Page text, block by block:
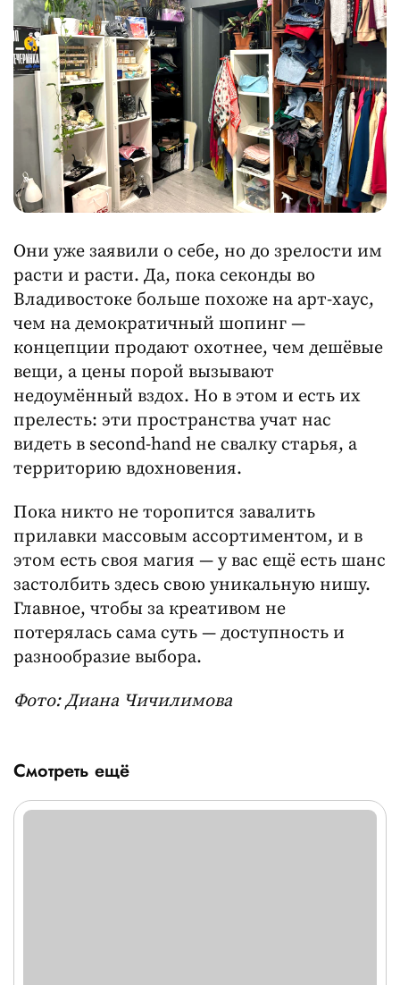
Они уже заявили о себе, но до зрелости им
расти и расти. Да, пока секонды во
Владивостоке больше похоже на арт-хаус,
чем на демократичный шопинг —
концепции продают охотнее, чем дешёвые
вещи, а цены порой вызывают
недоумённый вздох. Но в этом и есть их
прелесть: эти пространства учат нас
видеть в second-hand не свалку старья, а
территорию вдохновения.
Пока никто не торопится завалить
прилавки массовым ассортиментом, и в
этом есть своя магия — у вас ещё есть шанс
застолбить здесь свою уникальную нишу.
Главное, чтобы за креативом не
потерялась сама суть — доступность и
разнообразие выбора.
Фото: Диана Чичилимова
Смотреть ещё